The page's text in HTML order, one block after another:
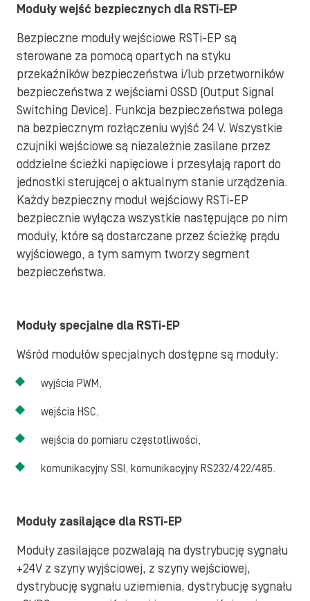
Moduły wejść bezpiecznych dla RSTi-EP
Bezpieczne moduły wejściowe RSTi-EP są
sterowane za pomocą opartych na styku
przekaźników bezpieczeństwa i/lub przetworników
bezpieczeństwa z wejściami OSSD (Output Signal
Switching Device). Funkcja bezpieczeństwa polega
na bezpiecznym rozłączeniu wyjść 24 V. Wszystkie
czujniki wejściowe są niezależnie zasilane przez
oddzielne ścieżki napięciowe i przesyłają raport do
jednostki sterującej o aktualnym stanie urządzenia.
Każdy bezpieczny moduł wejściowy RSTi-EP
bezpiecznie wyłącza wszystkie następujące po nim
moduły, które są dostarczane przez ścieżkę prądu
wyjściowego, a tym samym tworzy segment
bezpieczeństwa.
Moduły specjalne dla RSTi-EP
Wśród modułów specjalnych dostępne są moduły:
wyjścia PWM,
wejścia HSC,
wejścia do pomiaru częstotliwości,
komunikacyjny SSI, komunikacyjny RS232/422/485.
Moduły zasilające dla RSTi-EP
Moduły zasilające pozwalają na dystrybucję sygnału
+24V z szyny wyjściowej, z szyny wejściowej,
dystrybucję sygnału uziemienia, dystrybucję sygnału